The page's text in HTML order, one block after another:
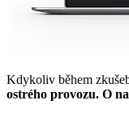
Kdykoliv během
ostrého provozu. O